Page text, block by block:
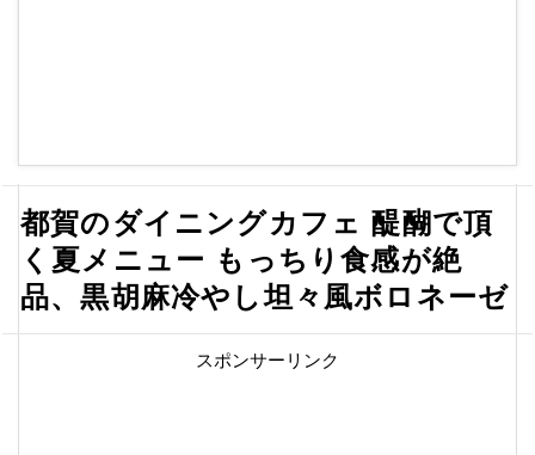
都賀のダイニングカフェ 醍醐で頂
く夏メニュー もっちり食感が絶
品、黒胡麻冷やし坦々風ボロネーゼ
スポンサーリンク